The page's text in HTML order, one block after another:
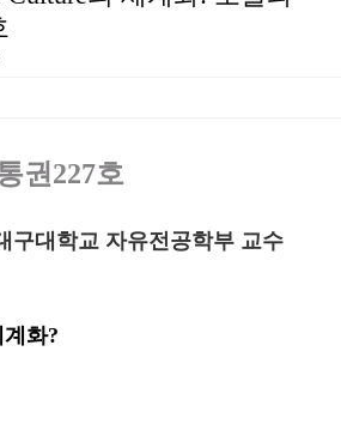
권227호
구대학교 자유전공학부 교수
계화?